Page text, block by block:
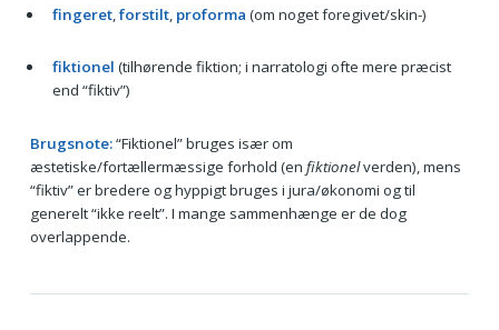
fingeret,forstilt, proforma (om noget foregivet/skin-)
fiktionel (tilhørende fiktion; i narratologi ofte mere præcist
end “fiktiv”)
Brugsnote:“Fiktionel” bruges især om
æstetiske/fortællermæssige forhold (en fiktionelverden), mens
“fiktiv” er bredere og hyppigt bruges i jura/økonomi og til
generelt “ikke reelt”. I mange sammenhænge er de dog
overlappende.